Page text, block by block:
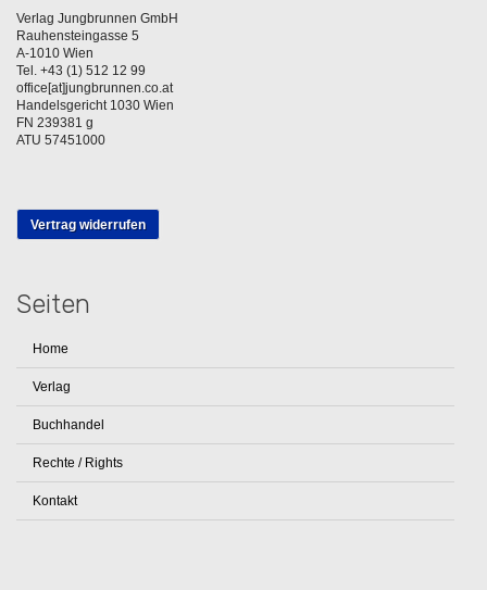
Verlag Jungbrunnen GmbH
Rauhensteingasse 5
A-1010 Wien
Tel. +43 (1) 512 12 99
office[at]jungbrunnen.co.at
Handelsgericht 1030 Wien
FN 239381 g
ATU 57451000
Vertrag widerrufen
Seiten
Home
Verlag
Buchhandel
Rechte / Rights
Kontakt